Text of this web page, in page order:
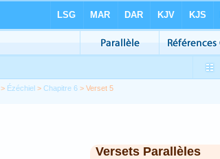
> Ézéchiel >Chapitre 6 > Verset 5
Versets Parallèles